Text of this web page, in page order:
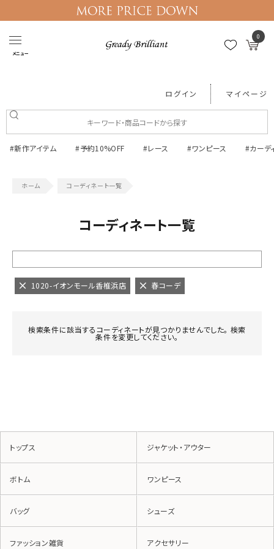
メニュー
0
ログイン マイページ
#新作アイテム #予約10%OFF #レース #ワンピース #カーデ
コーディネート一覧
コーディネート一覧
1020-イオンモール香椎浜店 春コーデ
検索条件に該当するコーディネートが見つかりませんでした。 検索
条件を変更してください。
トップス ジャケット・アウター
ボトム ワンピース
バッグ シューズ
ファッション雑貨 アクセサリー